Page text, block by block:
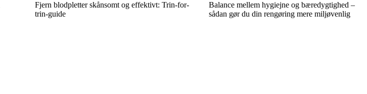
Fjern blodpletter skånsomt og effektivt: Trin-for-
trin-guide
Balance mellem hygiejne og bæredygtighed –
sådan gør du din rengøring mere miljøvenlig